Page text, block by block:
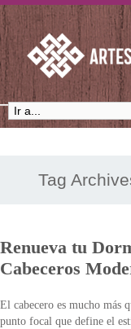
Tag
Renueva tu
Cabeceros
El cabecero es mucho más
punto focal que define el